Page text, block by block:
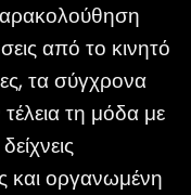
από το κινητό
τα σύγχρονα
τη μόδα με
και οργανωμένη